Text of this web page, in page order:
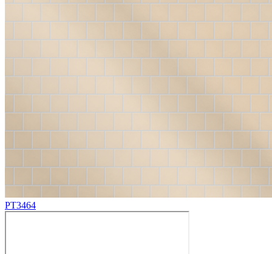
PT3464